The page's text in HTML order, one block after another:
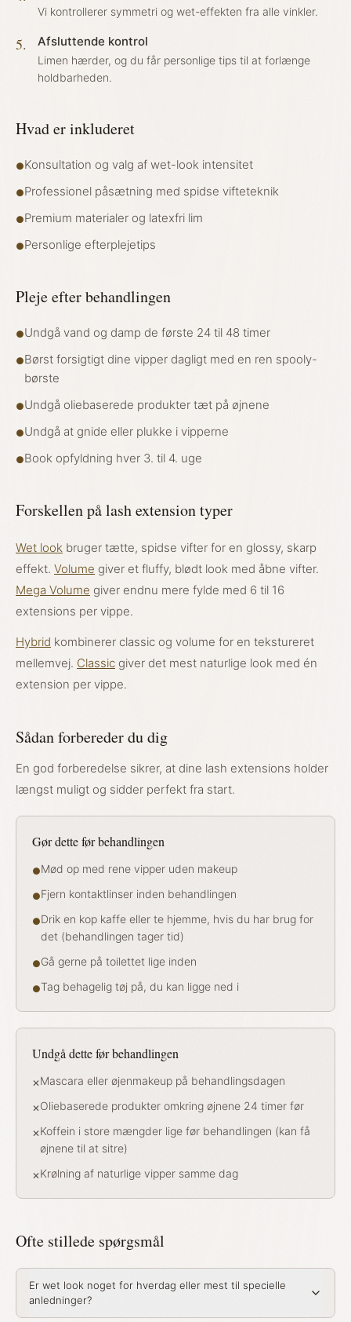
Vi kontrollerer symmetri og wet-effekten fra alle vinkler.
5. Afsluttende kontrol
Limen hærder, og du får personlige tips til at forlænge
holdbarheden.
Hvad er inkluderet
●Konsultation og valg af wet-look intensitet
●Professionel påsætning med spidse vifteteknik
●Premium materialer og latexfri lim
●Personlige efterplejetips
Pleje efter behandlingen
●Undgå vand og damp de første 24 til 48 timer
●Børst forsigtigt dine vipper dagligt med en ren spooly-
børste
●Undgå oliebaserede produkter tæt på øjnene
●Undgå at gnide eller plukke i vipperne
●Book opfyldning hver 3. til 4. uge
Forskellen på lash extension typer
Wet look bruger tætte, spidse vifter for en glossy, skarp
effekt. Volume giver et fluffy, blødt look med åbne vifter.
Mega Volume giver endnu mere fylde med 6 til 16
extensions per vippe.
Hybrid kombinerer classic og volume for en tekstureret
mellemvej. Classic giver det mest naturlige look med én
extension per vippe.
Sådan forbereder du dig
En god forberedelse sikrer, at dine lash extensions holder
længst muligt og sidder perfekt fra start.
Gør dette før behandlingen
●Mød op med rene vipper uden makeup
●Fjern kontaktlinser inden behandlingen
●Drik en kop kaffe eller te hjemme, hvis du har brug for
det (behandlingen tager tid)
●Gå gerne på toilettet lige inden
●Tag behagelig tøj på, du kan ligge ned i
Undgå dette før behandlingen
✕Mascara eller øjenmakeup på behandlingsdagen
✕Oliebaserede produkter omkring øjnene 24 timer før
✕Koffein i store mængder lige før behandlingen (kan få
øjnene til at sitre)
✕Krølning af naturlige vipper samme dag
Ofte stillede spørgsmål
Er wet look noget for hverdag eller mest til specielle
anledninger?